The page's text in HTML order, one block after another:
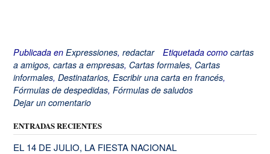
Publicada en Expressiones, redactar Etiquetada como cartas
a amigos, cartas a empresas, Cartas formales, Cartas
informales, Destinatarios, Escribir una carta en francés,
Fórmulas de despedidas, Fórmulas de saludos
Dejar un comentario
ENTRADAS RECIENTES
EL 14 DE JULIO, LA FIESTA NACIONAL